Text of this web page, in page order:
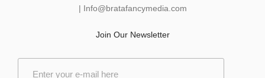
| Info@bratafancymedia.com
Join Our Newsletter